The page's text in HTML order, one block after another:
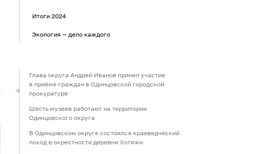
Итоги 2024
Экология — дело каждого
Глава округа Андрей Иванов принял участие
в приёме граждан в Одинцовской городской
прокуратуре
Шесть музеев работают на территории
Одинцовского округа
В Одинцовском округе состоялся краеведческий
поход в окрестности деревни Хотяжи